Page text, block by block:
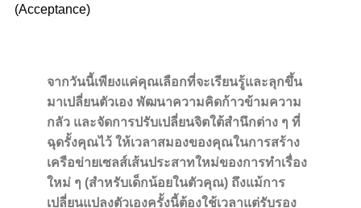
(Acceptance)
จากวันนี้เพียงแค่คุณเลือกที่จะเรียนรู้และลุกขึ้น
มาเปลี่ยนตัวเอง พัฒนาความคิดก้าวข้ามความ
กลัว และจัดการปรับเปลี่ยนจิตใต้สำนึกต่าง ๆ ที่
ฉุดรั้งคุณไว้ ให้เวลาสมองของคุณในการสร้าง
เครือข่ายเซลส์เส้นประสาทใหม่ของการทำเรื่อง
ใหม่ ๆ (สำหรับเด็กน้อยในตัวคุณ) ถึงแม้การ
เปลี่ยนแปลงตัวเองครั้งนี้ต้องใช้เวลาแต่รับรอง